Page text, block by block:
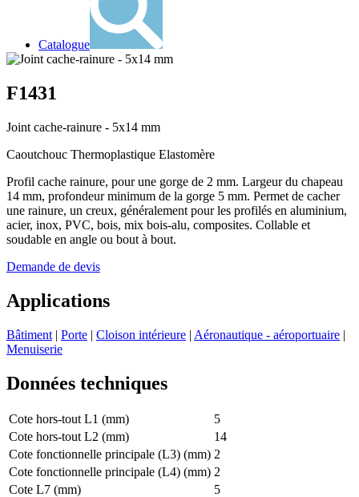
Catalogue
F1431
Joint cache-rainure - 5x14 mm
Caoutchouc Thermoplastique Elastomère
Profil cache rainure, pour une gorge de 2 mm. Largeur du chapeau
14 mm, profondeur minimum de la gorge 5 mm. Permet de cacher
une rainure, un creux, généralement pour les profilés en aluminium,
acier, inox, PVC, bois, mix bois-alu, composites. Collable et
soudable en angle ou bout à bout.
Demande de devis
Applications
Bâtiment | Porte | Cloison intérieure | Aéronautique - aéroportuaire |
Menuiserie
Données techniques
Cote hors-tout L1 (mm)
5
Cote hors-tout L2 (mm)
14
Cote fonctionnelle principale (L3) (mm) 2
Cote fonctionnelle principale (L4) (mm) 2
Cote L7 (mm)
5